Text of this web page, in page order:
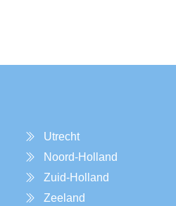
Utrecht
Noord-Holland
Zuid-Holland
Zeeland